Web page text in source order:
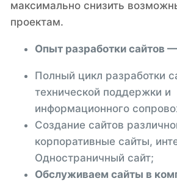
максимально снизить
проектам.
Опыт разработки сайтов
Полный цикл разработки
технической поддержки и
информационного
Создание сайтов
корпоративные сайты,
Одностраничный сайт;
Обслуживаем сайты в